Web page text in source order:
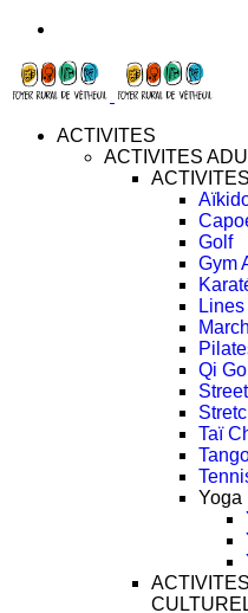
ACTIVITES
ACTIVITES
Golf
Gym
Qi
Taï
Yoga
ACTIVITES